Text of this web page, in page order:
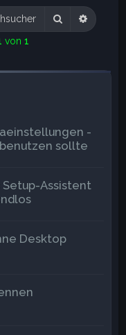
Suche
von 1
-
sollte
Assistent
Desktop